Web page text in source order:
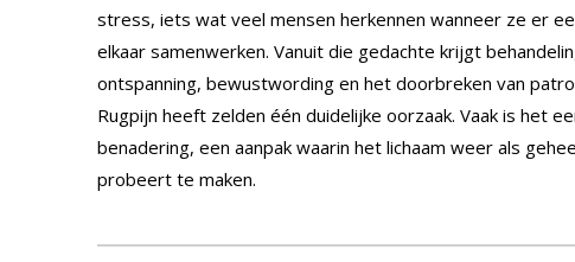
stress, iets wat veel mensen herkennen wanneer ze er
elkaar samenwerken. Vanuit die gedachte krijgt
ontspanning, bewustwording en het doorbreken van
Rugpijn heeft zelden één duidelijke oorzaak. Vaak is het
benadering, een aanpak waarin het lichaam weer als
probeert te maken.